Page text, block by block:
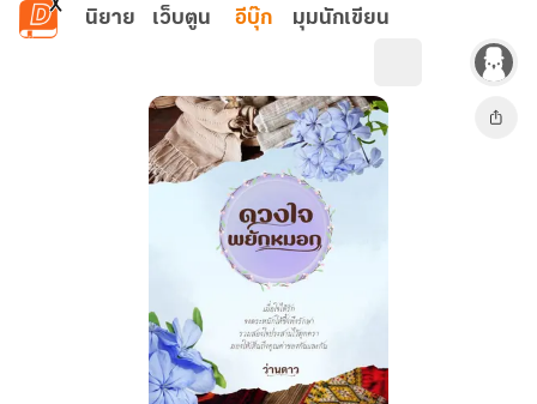
ข้ามไปยังเนื้อหาหลัก
นิยาย เว็บตูน อีบุ๊ก มุมนักเขียน